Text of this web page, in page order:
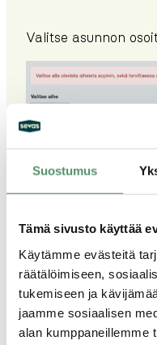
Suostumus
Tämä sivusto käyttää
Käytämme evästeitä
räätälöimiseen,
tukemiseen ja
jaamme sosiaalisen
alan kumppaneillemme
Valitse asunnon
Ilmoita, voiko
haluatko, että hän